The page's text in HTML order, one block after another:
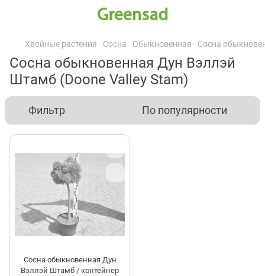
Хвойные растения Сосна Обыкновенная Сосна
Сосна обыкновенная Дун Вэллэй
Штамб (Doone Valley Stam)
Фильтр По популярности
Сосна обыкновенная Дун
Вэллэй Штамб / контейнер